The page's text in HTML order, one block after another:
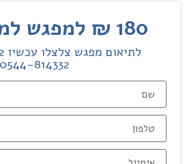
180 ₪ למפגש למידה בזום
0544-814332